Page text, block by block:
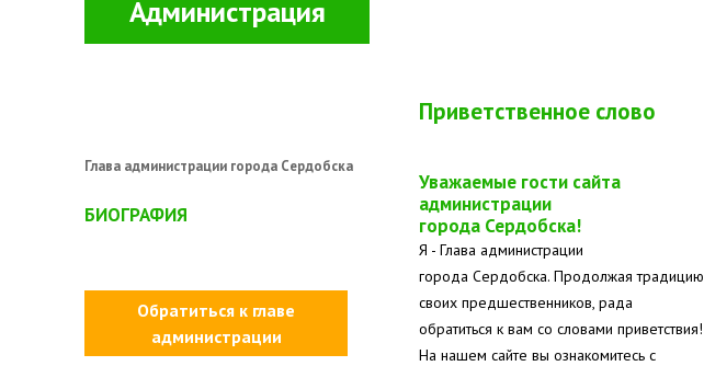
Администрация
Глава администрации города Сердобска
БИОГРАФИЯ
Обратиться к главе
администрации
Приветственное слово
Уважаемые гости сайта
администрации
города Сердобска!
Я - Глава администрации
города Сердобска. Продолжая традицию
своих предшественников, рада
обратиться к вам со словами приветствия!
На нашем сайте вы ознакомитесь с